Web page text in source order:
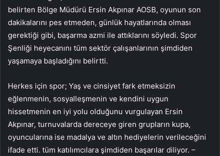
belirten Bölge Müdürü Ersin Akpınar AOSB, oyunun son
dakikalarını pes etmeden, günlük hayatlarında olması
gerektiği gibi, başarma azmi ile attıklarını söyledi. Spor
Şenliği heyecanını tüm sektör çalışanlarının şimdiden
yaşamaya başladığını belirtti.
Herkes için spor; Yaş ve cinsiyet fark etmeksizin
eğlenmenin, sosyalleşmenin ve kendini uygun
hissetmenin en iyi yolu olduğunu vurgulayan Ersin
Akpınar, turnuvalarda dereceye giren grupların kupa,
oyuncularına ise madalya ve altın hediyelerin verileceğini
ifade etti. tüm katılımcılara şimdiden başarılar diliyor. –